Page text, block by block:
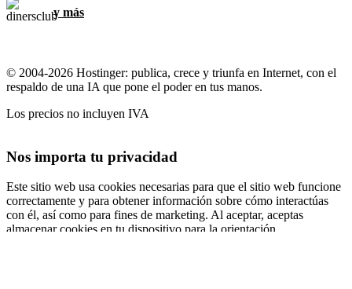
y más
© 2004-2026 Hostinger: publica, crece y triunfa en Internet, con el
respaldo de una IA que pone el poder en tus manos.
Los precios no incluyen IVA
Nos importa tu privacidad
Este sitio web usa cookies necesarias para que el sitio web funcione
correctamente y para obtener información sobre cómo interactúas
con él, así como para fines de marketing. Al aceptar, aceptas
almacenar cookies en tu dispositivo para la orientación,